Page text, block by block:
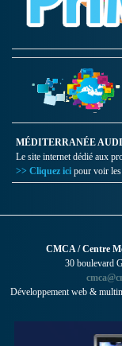
MÉDITERRANÉE
Le site internet dédié aux
>> Cliquez ici pour voir les
CMCA / Centre
30 boulevard
Développement web &